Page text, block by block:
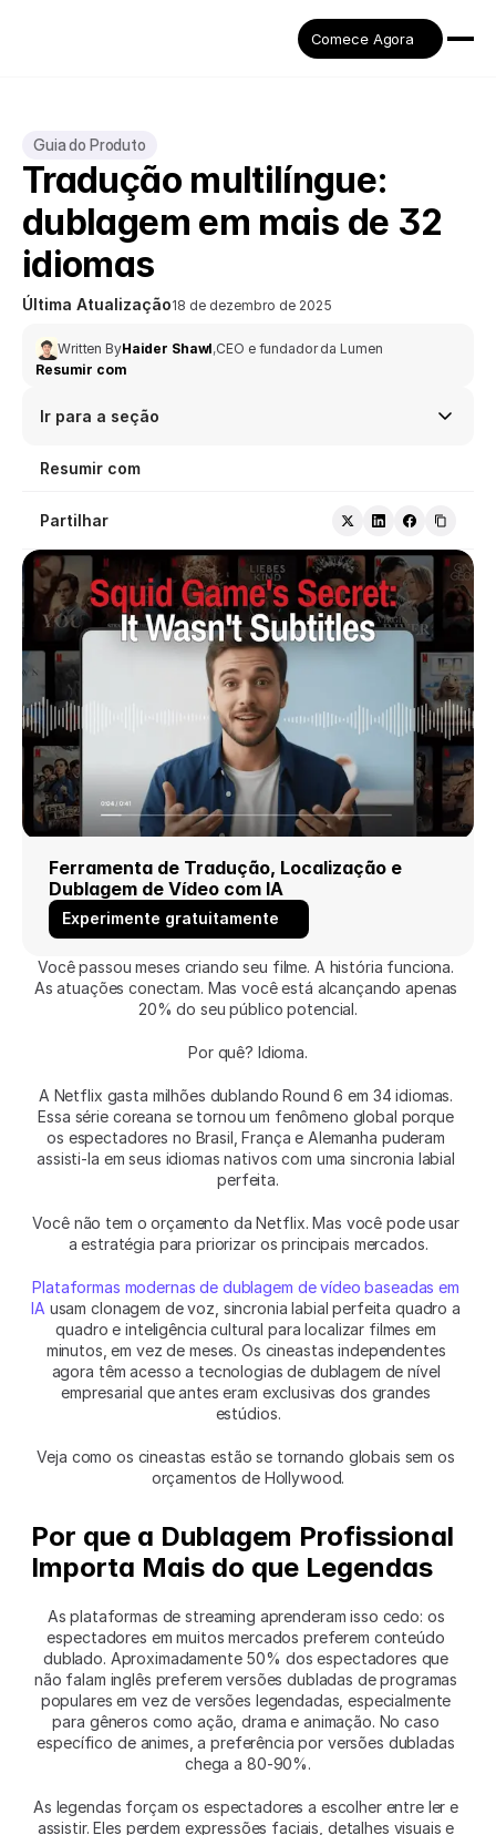
Comece Agora
Guia do Produto
Tradução multilíngue:
dublagem em mais de 32
idiomas
Última Atualização18 de dezembro de 2025
Written ByHaider Shawl,CEO e fundador da Lumen
Resumir com
Ir para a seção
Resumir com
Partilhar
Ferramenta de Tradução, Localização e
Dublagem de Vídeo com IA
Experimente gratuitamente
Você passou meses criando seu filme. A história funciona.
As atuações conectam. Mas você está alcançando apenas
20% do seu público potencial.
Por quê? Idioma.
A Netflix gasta milhões dublando Round 6 em 34 idiomas.
Essa série coreana se tornou um fenômeno global porque
os espectadores no Brasil, França e Alemanha puderam
assisti-la em seus idiomas nativos com uma sincronia labial
perfeita.
Você não tem o orçamento da Netflix. Mas você pode usar
a estratégia para priorizar os principais mercados.
Plataformas modernas de dublagem de vídeo baseadas em
IA usam clonagem de voz, sincronia labial perfeita quadro a
quadro e inteligência cultural para localizar filmes em
minutos, em vez de meses. Os cineastas independentes
agora têm acesso a tecnologias de dublagem de nível
empresarial que antes eram exclusivas dos grandes
estúdios.
Veja como os cineastas estão se tornando globais sem os
orçamentos de Hollywood.
Por que a Dublagem Profissional
Importa Mais do que Legendas
As plataformas de streaming aprenderam isso cedo: os
espectadores em muitos mercados preferem conteúdo
dublado. Aproximadamente 50% dos espectadores que
não falam inglês preferem versões dubladas de programas
populares em vez de versões legendadas, especialmente
para gêneros como ação, drama e animação. No caso
específico de animes, a preferência por versões dubladas
chega a 80-90%.
As legendas forçam os espectadores a escolher entre ler e
assistir. Eles perdem expressões faciais, detalhes visuais e